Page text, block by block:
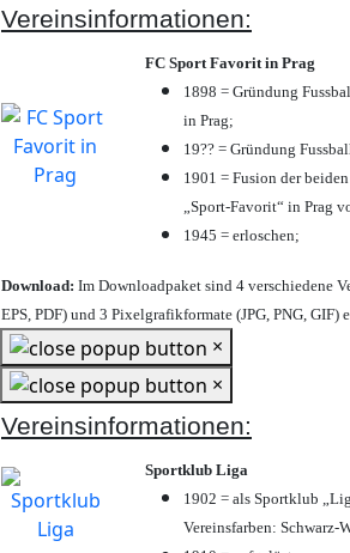
Vereinsinformationen:
FC Sport Favorit in Prag
1898 = Gründung
in Prag;
19?? = Gründung
1901 = Fusion der
„Sport-Favorit“ in Prag
1945 = erloschen;
Download: Im Downloadpaket sind 4 verschiedene
EPS, PDF) und 3 Pixelgrafikformate (JPG, PNG, GIF)
×
×
Vereinsinformationen:
Sportklub Liga
1902 = als Sportklub
Vereinsfarben: Schwarz-